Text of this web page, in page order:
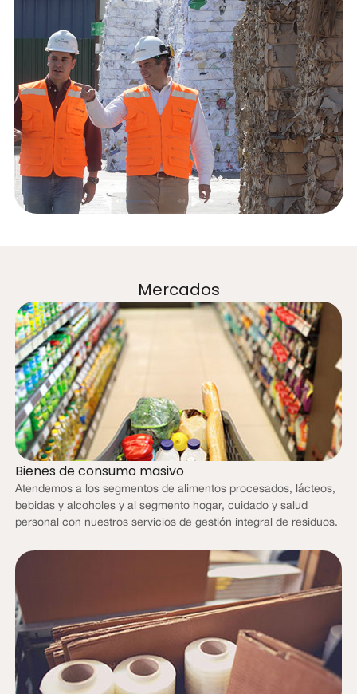
Mercados
Bienes de consumo masivo
Atendemos a los segmentos de alimentos procesados, lácteos,
bebidas y alcoholes y al segmento hogar, cuidado y salud
personal con nuestros servicios de gestión integral de residuos.